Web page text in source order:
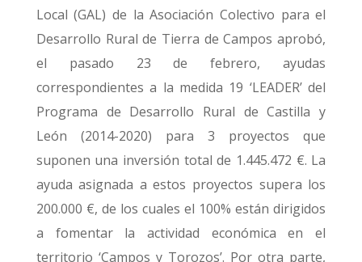
Local (GAL) de la Asociación Colectivo para el
Desarrollo Rural de Tierra de Campos aprobó,
el pasado 23 de febrero, ayudas
correspondientes a la medida 19 ‘LEADER’ del
Programa de Desarrollo Rural de Castilla y
León (2014-2020) para 3 proyectos que
suponen una inversión total de 1.445.472 €. La
ayuda asignada a estos proyectos supera los
200.000 €, de los cuales el 100% están dirigidos
a fomentar la actividad económica en el
territorio ‘Campos y Torozos’. Por otra parte,